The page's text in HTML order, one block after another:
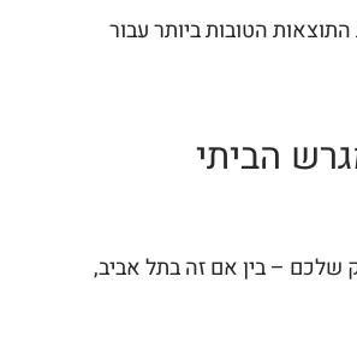
הטובות ביותר עבור
הביתי
שלכם – בין אם זה בתל אביב,